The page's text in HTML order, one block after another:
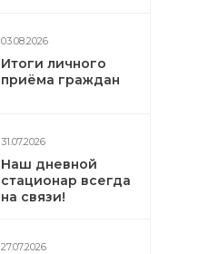
03.08.2026
Итоги личного
приёма граждан
31.07.2026
Наш дневной
стационар всегда
на связи!
27.07.2026